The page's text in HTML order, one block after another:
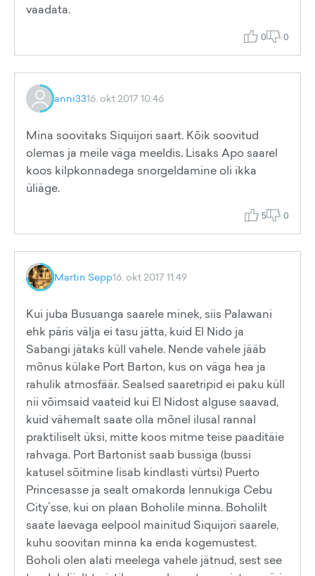
vaadata.
0 0
anni3316. okt 2017 10:46
Mina soovitaks Siquijori saart. Kõik soovitud
olemas ja meile väga meeldis. Lisaks Apo saarel
koos kilpkonnadega snorgeldamine oli ikka
üliäge.
5 0
Martin Sepp16. okt 2017 11:49
Kui juba Busuanga saarele minek, siis Palawani
ehk päris välja ei tasu jätta, kuid El Nido ja
Sabangi jätaks küll vahele. Nende vahele jääb
mõnus külake Port Barton, kus on väga hea ja
rahulik atmosfäär. Sealsed saaretripid ei paku küll
nii võimsaid vaateid kui El Nidost alguse saavad,
kuid vähemalt saate olla mõnel ilusal rannal
praktiliselt üksi, mitte koos mitme teise paaditäie
rahvaga. Port Bartonist saab bussiga (bussi
katusel sõitmine lisab kindlasti vürtsi) Puerto
Princesasse ja sealt omakorda lennukiga Cebu
City`sse, kui on plaan Boholile minna. Boholilt
saate laevaga eelpool mainitud Siquijori saarele,
kuhu soovitan minna ka enda kogemustest.
Boholi olen alati meelega vahele jätnud, sest see